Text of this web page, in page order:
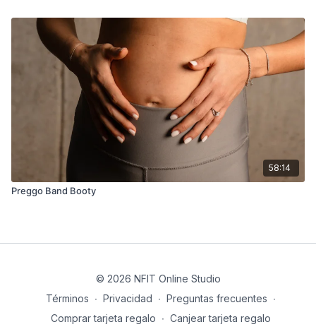
58:14
Preggo Band Booty
© 2026 NFIT Online Studio
Términos ∙ Privacidad ∙ Preguntas frecuentes ∙
Comprar tarjeta regalo ∙ Canjear tarjeta regalo